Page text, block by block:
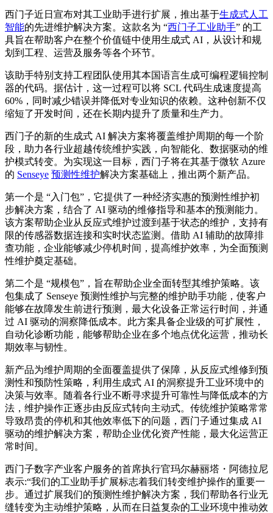
西门子近日宣布对其工业助手进行扩展，推出基于生成式人工
智能的先进维护解决方案。这款名为 “西门子工业助手” 的工
具旨在帮助客户在整个价值链中使用生成式 AI，从设计和规
划到工程、运营及服务等各个环节。
该助手特别支持工程团队使用其本国语言生成可编程逻辑控制
器的代码。据估计，这一过程可以将 SCL 代码生成速度提高
60%，同时减少错误并降低对专业知识的依赖。这种创新不仅
缩短了开发时间，还在长期内提升了质量和生产力。
西门子的新的生成式 AI 解决方案将覆盖维护周期的每一个阶
段，助力各行业超越传统维护实践，向智能化、数据驱动的维
护模式转变。为实现这一目标，西门子将在其基于微软 Azure
的 Senseye 预测性维护解决方案基础上，推出两个新产品。
第一个是 “入门包”，它提供了一种经济实惠的预测性维护初
步解决方案，结合了 AI 驱动的维修指导和基本的预测能力。
该方案帮助企业从反应式维护过渡到基于状态的维护，支持有
限的传感器数据连接和实时状态监测。借助 AI 辅助的故障排
查功能，企业能够减少停机时间，提高维护效率，为全面预测
性维护奠定基础。
第二个是 “规模包”，旨在帮助企业全面转型其维护策略。该
包集成了 Senseye 预测性维护与完整的维护助手功能，使客户
能够在故障发生前进行预测， 最大化设备正常运行时间，并通
过 AI 驱动的洞察降低成本。此方案具备企业级的可扩展性，
自动化诊断功能，能够帮助企业在多个地点优化运营，推动长
期效率与韧性。
新产品为维护周期的全面覆盖提供了保障，从反应式维修到预
测性和预防性策略，利用生成式 AI 的洞察提升工业环境中的
决策与效率。随着各行业不断寻求提升可靠性与降低成本的方
法，维护操作正逐步由反应式转向主动式。传统维护策略常常
导致昂贵的停机和其他效率低下的问题，西门子通过集成 AI
驱动的维护解决方案，帮助企业优化资产性能， 最大化运营正
常时间。
西门子数字产业客户服务的首席执行官玛尔赫丽塔・阿德拉尼
表示:“我们的工业助手扩展标志着我们转变维护操作的重要一
步。通过扩展我们的预测性维护解决方案，我们帮助各行业无
缝转变为主动维护策略，从而在日益复杂的工业环境中推动效